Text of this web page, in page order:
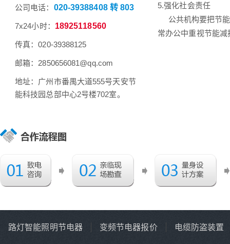
5.强化社会责任
公共机构要把节能
常办公中重视节能
公司电话： 020-39388408 转 803
7x24小时： 18925118560
传真：020-39388125
邮箱：2850656081@qq.com
地址：广州市番禺大道555号天安节
能科技园总部中心2号楼702室。
路灯智能照明节电器 变频节电器报价 电缆防盗装置